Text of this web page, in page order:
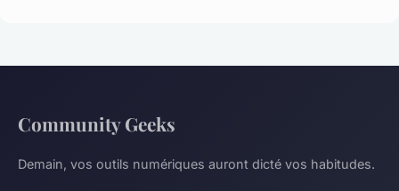
Community Geeks
Demain, vos outils numériques auront dicté vos habitudes.